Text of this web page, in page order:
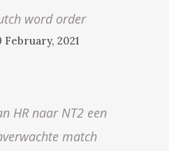
word order
February, 2021
HR naar NT2 een
match